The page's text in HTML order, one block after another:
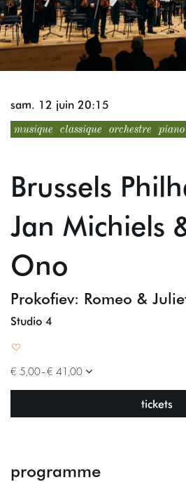
musique classique orchestre piano
Brussels
Jan Michiels
Ono
Prokofiev: Romeo &
sam. 12 juin 20:15
Studio 4
€ 5,00–€ 41,00
tickets
programme